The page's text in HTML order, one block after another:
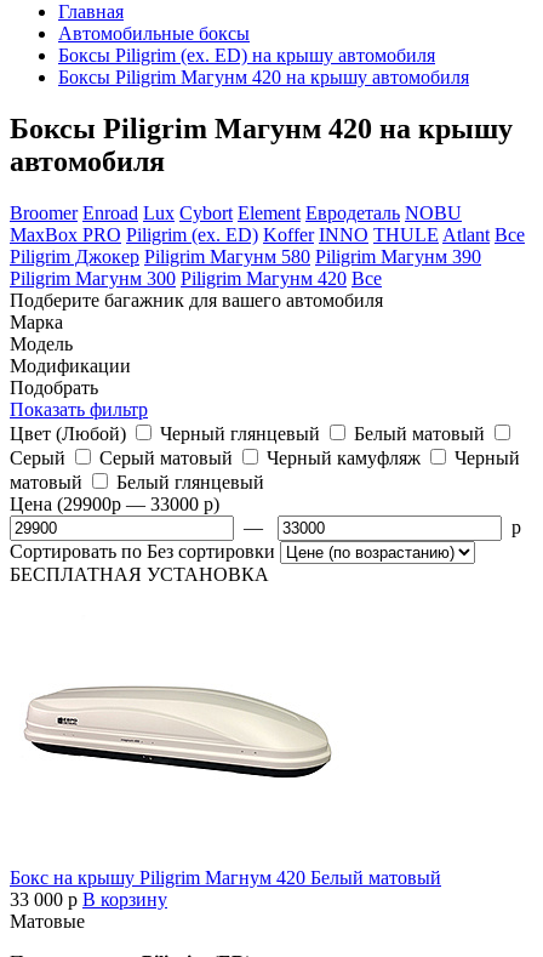
Главная
Автомобильные боксы
Боксы Piligrim (ex. ED) на крышу автомобиля
Боксы Piligrim Магунм 420 на крышу автомобиля
Боксы Piligrim Магунм 420 на крышу
автомобиля
Broomer Enroad Lux Cybort Element Евродеталь NOBU
MaxBox PRO Piligrim (ex. ED) Koffer INNO THULE Atlant Все
Piligrim Джокер Piligrim Магунм 580 Piligrim Магунм 390
Piligrim Магунм 300 Piligrim Магунм 420 Все
Подберите багажник для вашего автомобиля
Марка
Модель
Модификации
Подобрать
Показать фильтр
Цвет (Любой) Черный глянцевый
Белый матовый
Серый
Серый матовый Черный камуфляж
Черный
матовый
Белый глянцевый
Цена (29900p — 33000 p)
—
p
Сортировать по Без сортировки
БЕСПЛАТНАЯ УСТАНОВКА
Бокс на крышу Piligrim Магнум 420 Белый матовый
33 000 p В корзину
Матовые